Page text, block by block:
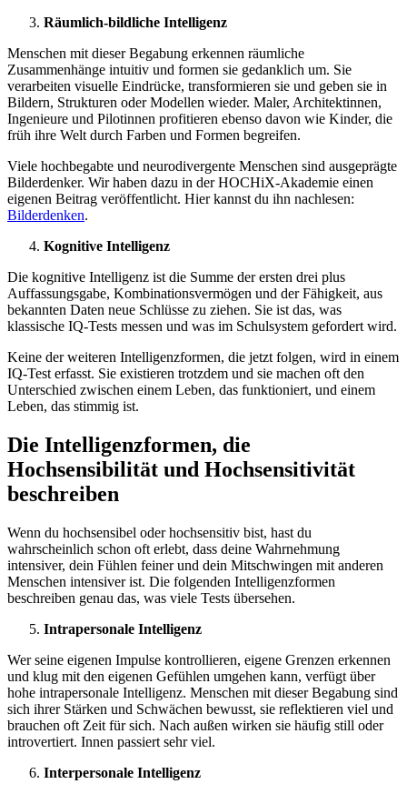
Räumlich-bildliche Intelligenz
Menschen mit dieser Begabung erkennen räumliche
Zusammenhänge intuitiv und formen sie gedanklich um. Sie
verarbeiten visuelle Eindrücke, transformieren sie und geben sie in
Bildern, Strukturen oder Modellen wieder. Maler, Architektinnen,
Ingenieure und Pilotinnen profitieren ebenso davon wie Kinder, die
früh ihre Welt durch Farben und Formen begreifen.
Viele hochbegabte und neurodivergente Menschen sind ausgeprägte
Bilderdenker. Wir haben dazu in der HOCHiX-Akademie einen
eigenen Beitrag veröffentlicht. Hier kannst du ihn nachlesen:
Bilderdenken.
Kognitive Intelligenz
Die kognitive Intelligenz ist die Summe der ersten drei plus
Auffassungsgabe, Kombinationsvermögen und der Fähigkeit, aus
bekannten Daten neue Schlüsse zu ziehen. Sie ist das, was
klassische IQ-Tests messen und was im Schulsystem gefordert wird.
Keine der weiteren Intelligenzformen, die jetzt folgen, wird in einem
IQ-Test erfasst. Sie existieren trotzdem und sie machen oft den
Unterschied zwischen einem Leben, das funktioniert, und einem
Leben, das stimmig ist.
Die Intelligenzformen, die
Hochsensibilität und Hochsensitivität
beschreiben
Wenn du hochsensibel oder hochsensitiv bist, hast du
wahrscheinlich schon oft erlebt, dass deine Wahrnehmung
intensiver, dein Fühlen feiner und dein Mitschwingen mit anderen
Menschen intensiver ist. Die folgenden Intelligenzformen
beschreiben genau das, was viele Tests übersehen.
Intrapersonale Intelligenz
Wer seine eigenen Impulse kontrollieren, eigene Grenzen erkennen
und klug mit den eigenen Gefühlen umgehen kann, verfügt über
hohe intrapersonale Intelligenz. Menschen mit dieser Begabung sind
sich ihrer Stärken und Schwächen bewusst, sie reflektieren viel und
brauchen oft Zeit für sich. Nach außen wirken sie häufig still oder
introvertiert. Innen passiert sehr viel.
Interpersonale Intelligenz